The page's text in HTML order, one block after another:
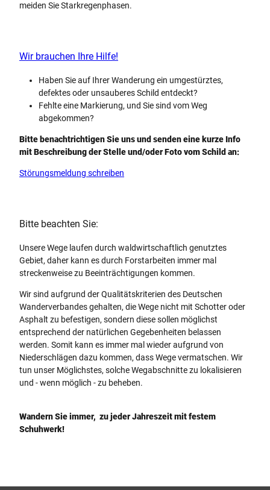
meiden Sie Starkregenphasen.
Wir brauchen Ihre Hilfe!
Haben Sie auf Ihrer Wanderung ein umgestürztes,
defektes oder unsauberes Schild entdeckt?
Fehlte eine Markierung, und Sie sind vom Weg
abgekommen?
Bitte benachtrichtigen Sie uns und senden eine kurze Info
mit Beschreibung der Stelle und/oder Foto vom Schild an:
Störungsmeldung schreiben
Bitte beachten Sie:
Unsere Wege laufen durch waldwirtschaftlich genutztes
Gebiet, daher kann es durch Forstarbeiten immer mal
streckenweise zu Beeinträchtigungen kommen.
Wir sind aufgrund der Qualitätskriterien des Deutschen
Wanderverbandes gehalten, die Wege nicht mit Schotter oder
Asphalt zu befestigen, sondern diese sollen möglichst
entsprechend der natürlichen Gegebenheiten belassen
werden. Somit kann es immer mal wieder aufgrund von
Niederschlägen dazu kommen, dass Wege vermatschen. Wir
tun unser Möglichstes, solche Wegabschnitte zu lokalisieren
und - wenn möglich - zu beheben.
Wandern Sie immer, zu jeder Jahreszeit mit festem
Schuhwerk!